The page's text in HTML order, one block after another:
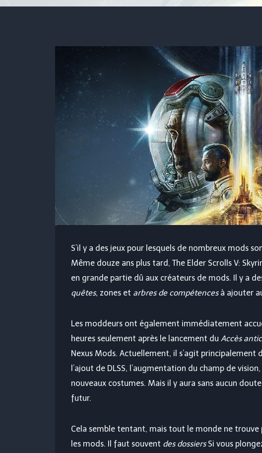
S’il y a des jeux pour lesquels de nombreux mods
Même douze ans plus tard, The Elder Scrolls V:
en grande partie dû aux créateurs de mods. Il y a
quêtes, zones et arbres de compétencesà ajouter
Les moddeurs ont également immédiatement
heures seulement après le lancement du Accès
Nexus Mods. Actuellement, il s’agit principalement
l’ajout de DLSS, l’augmentation du champ de
nouveaux costumes. Mais il y aura sans aucun
futur.
Cela semble tentant, mais tout le monde ne trouve
les mods. Il faut souvent des dossiersSi vous